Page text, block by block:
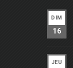
DIM
16
JEU